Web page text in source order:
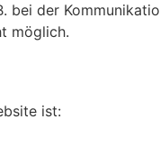
der
möglich.
ist: